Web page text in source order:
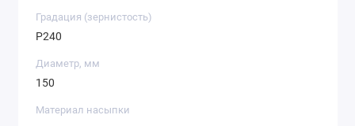
Градация (зернистость)
P240
Диаметр, мм
150
Материал насыпки